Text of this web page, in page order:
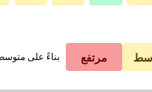
مرتفع بناءً على